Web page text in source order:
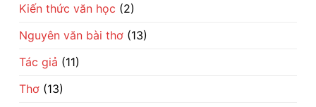
Kiến thức văn học (2)
Nguyên văn bài thơ (13)
Tác giả (11)
Thơ (13)